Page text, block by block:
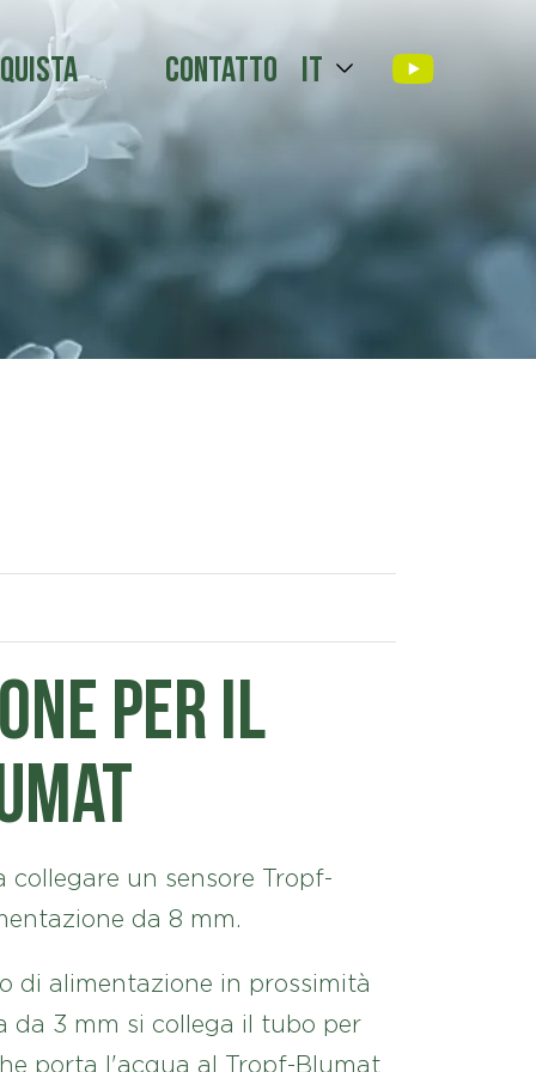
Contatto it
per il
collegare un sensore Tropf-
da 8 mm.
di alimentazione in prossimità
da 3 mm si collega il tubo per
porta l'acqua al Tropf-Blumat